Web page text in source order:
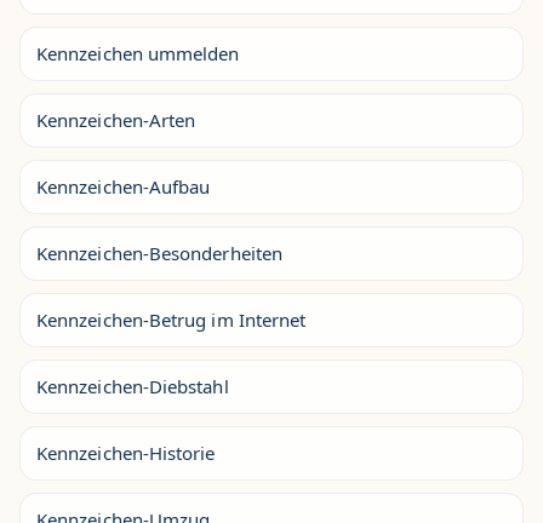
Kennzeichen ummelden
Kennzeichen-Arten
Kennzeichen-Aufbau
Kennzeichen-Besonderheiten
Kennzeichen-Betrug im Internet
Kennzeichen-Diebstahl
Kennzeichen-Historie